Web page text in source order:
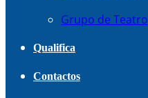
Grupo de Teatro
Qualifica
Contactos